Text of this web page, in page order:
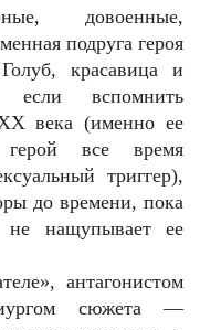
довоенные,
подруга героя
красавица и
вспомнить
ХХ века (именно ее
герой все время
триггер),
до времени, пока
нащупывает ее
антагонистом
сюжета —